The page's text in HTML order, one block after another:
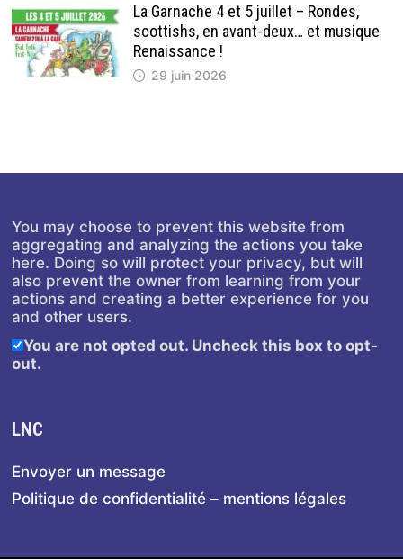
La Garnache 4 et 5 juillet – Rondes,
scottishs, en avant-deux… et musique
Renaissance !
29 juin 2026
You may choose to prevent this website from
aggregating and analyzing the actions you take
here. Doing so will protect your privacy, but will
also prevent the owner from learning from your
actions and creating a better experience for you
and other users.
You are not opted out. Uncheck this box to opt-
out.
LNC
Envoyer un message
Politique de confidentialité – mentions légales